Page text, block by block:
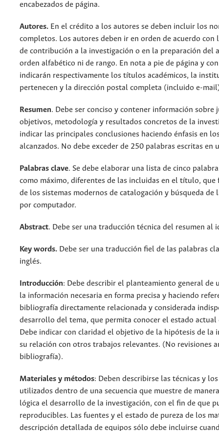
encabezados de página.
Autores. En el crédito a los autores se deben incluir los
completos. Los autores deben ir en orden de acuerdo con
de contribución a la investigación o en la preparación del
orden alfabético ni de rango. En nota a pie de página y
indicarán respectivamente los títulos académicos, la
pertenecen y la dirección postal completa (incluido e-
Resumen. Debe ser conciso y contener información sobre
objetivos, metodología y resultados concretos de la
indicar las principales conclusiones haciendo énfasis en
alcanzados. No debe exceder de 250 palabras escritas en
Palabras clave. Se debe elaborar una lista de cinco
como máximo, diferentes de las incluidas en el título, que
de los sistemas modernos de catalogación y búsqueda de
por computador.
Abstract. Debe ser una traducción técnica del resumen al
Key words. Debe ser una traducción fiel de las palabras
inglés.
Introducción: Debe describir el planteamiento general de
la información necesaria en forma precisa y haciendo
bibliografía directamente relacionada y considerada
desarrollo del tema, que permita conocer el estado actual
Debe indicar con claridad el objetivo de la hipótesis de la
su relación con otros trabajos relevantes. (No revisiones
bibliografía).
Materiales y métodos: Deben describirse las técnicas y
utilizados dentro de una secuencia que muestre de
lógica el desarrollo de la investigación, con el fin de que
reproducibles. Las fuentes y el estado de pureza de los
descripción detallada de equipos sólo debe incluirse